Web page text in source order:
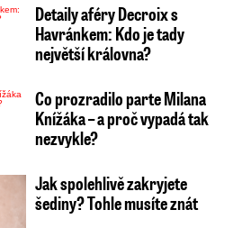
Detaily aféry Decroix s
Havránkem: Kdo je tady
největší královna?
Co prozradilo parte Milana
Knížáka – a proč vypadá tak
nezvykle?
Jak spolehlivě zakryjete
šediny? Tohle musíte znát